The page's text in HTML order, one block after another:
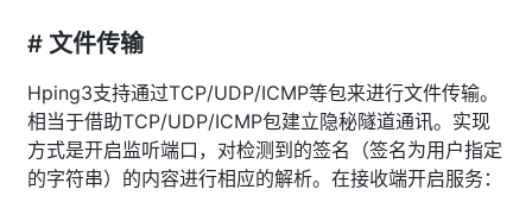
# 文件传输
Hping3支持通过TCP/UDP/ICMP等包来进行文件传输。
相当于借助TCP/UDP/ICMP包建立隐秘隧道通讯。实现
方式是开启监听端口，对检测到的签名（签名为用户指定
的字符串）的内容进行相应的解析。在接收端开启服务：